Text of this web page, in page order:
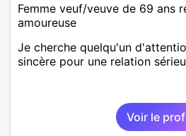
Femme veuf/veuve de 69 ans
amoureuse
Je cherche quelqu'un
sincère pour une relation
Voir le